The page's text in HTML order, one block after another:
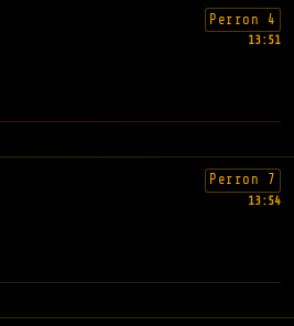
Perron 4
13:51
Perron 7
13:54